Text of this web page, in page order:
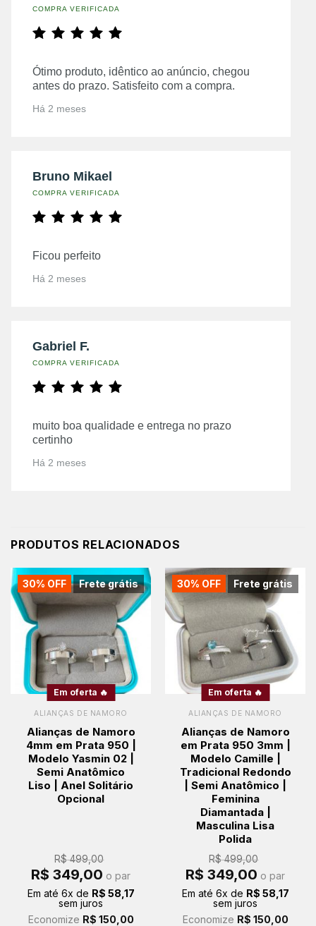
COMPRA VERIFICADA
Ótimo produto, idêntico ao anúncio, chegou
antes do prazo. Satisfeito com a compra.
Há 2 meses
Bruno Mikael
COMPRA VERIFICADA
Ficou perfeito
Há 2 meses
Gabriel F.
COMPRA VERIFICADA
muito boa qualidade e entrega no prazo
certinho
Há 2 meses
PRODUTOS RELACIONADOS
Frete grátis
30% OFF
Em oferta 🔥
ALIANÇAS DE NAMORO
Alianças de Namoro
4mm em Prata 950 |
Modelo Yasmin 02 |
Semi Anatômico
Liso | Anel Solitário
Opcional
R$499,00
O
preço
era:
R$ 499,00.
R$ 349,00 preço
é:
o par
Em até 6x de R$ 58,17
sem juros
Economize R$ 150,00
Frete grátis
30% OFF
Em oferta 🔥
ALIANÇAS DE NAMORO
Alianças de Namoro
em Prata 950 3mm |
Modelo Camille |
Tradicional Redondo
| Semi Anatômico |
Feminina
Diamantada |
Masculina Lisa
Polida
R$499,00
O
preço
era:
R$ 499,00.
R$ 349,00 preço
é:
o par
Em até 6x de R$ 58,17
sem juros
Economize R$ 150,00